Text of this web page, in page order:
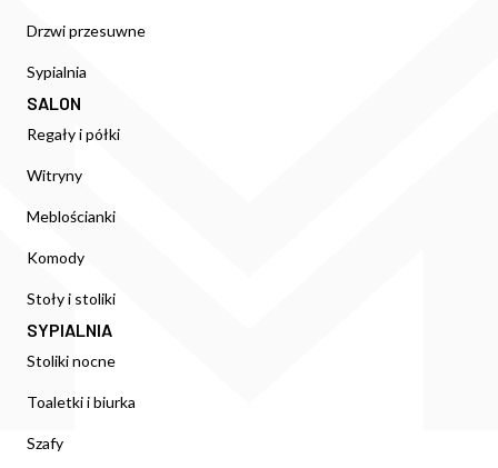
Drzwi przesuwne
Sypialnia
SALON
Regały i półki
Witryny
Meblościanki
Komody
Stoły i stoliki
SYPIALNIA
Stoliki nocne
Toaletki i biurka
Szafy